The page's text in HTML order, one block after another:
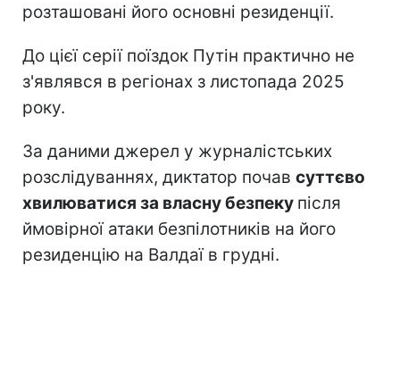
розташовані його основні резиденції.
До цієї серії поїздок Путін практично не
з'являвся в регіонах з листопада 2025
року.
За даними джерел у журналістських
розслідуваннях, диктатор почав суттєво
хвилюватися за власну безпеку після
ймовірної атаки безпілотників на його
резиденцію на Валдаї в грудні.